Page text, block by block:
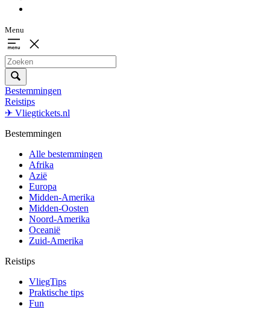
Menu
Bestemmingen
Reistips
✈ Vliegtickets.nl
Bestemmingen
Alle bestemmingen
Afrika
Azië
Europa
Midden-Amerika
Midden-Oosten
Noord-Amerika
Oceanië
Zuid-Amerika
Reistips
VliegTips
Praktische tips
Fun